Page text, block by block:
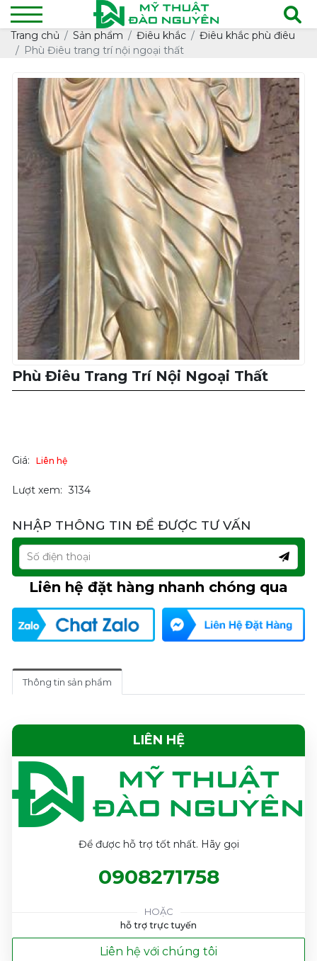
Trang chủ Sản phẩm Điêu khắc
Điêu khắc phù điêu
Phù Điêu trang trí nội ngoại thất
Phù Điêu Trang Trí Nội Ngoại Thất
Giá: Liên hệ
Lượt xem: 3134
NHẬP THÔNG TIN ĐỂ ĐƯỢC TƯ VẤN
Liên hệ đặt hàng nhanh chóng qua
Thông tin sản phẩm
LIÊN HỆ
Để được hỗ trợ tốt nhất. Hãy gọi
0908271758
HOẶC
hỗ trợ trực tuyến
Liên hệ với chúng tôi